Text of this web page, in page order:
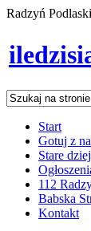
Radzyń
Start
Gotuj z
Stare
112
Babska
Kontakt